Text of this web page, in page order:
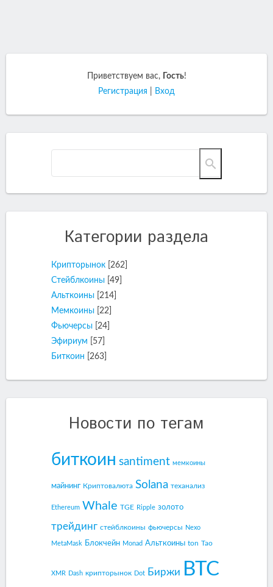
Приветствуем вас, Гость!
Регистрация
Вход
Категории раздела
Крипторынок [262]
Стейблкоины [49]
Альткоины [214]
Мемкоины [22]
Фьючерсы [24]
Эфириум
[57]
Биткоин
[263]
Новости по тегам
биткоин santiment мемкоины
майнинг Криптовалюта Solana теханализ
Ethereum Whale TGE Ripple золото
трейдинг стейблкоины фьючерсы Nexo
MetaMask Блокчейн Monad Альткоины ton Tao
XMR Dash крипторынок Dot Биржи BTC